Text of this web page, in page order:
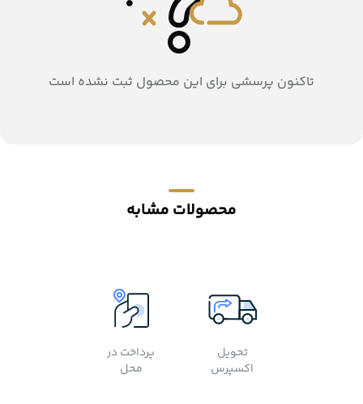
تاکنون پرسشی برای این محصول ثبت نشده است
محصولات مشابه
تحویل
اکسپرس
پرداخت در
محل